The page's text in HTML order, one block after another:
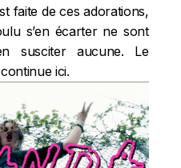
faite de ces adorations,
s’en écarter ne sont
susciter aucune. Le
ici.